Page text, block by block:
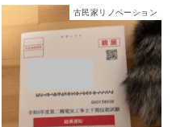
古民家リノベーション